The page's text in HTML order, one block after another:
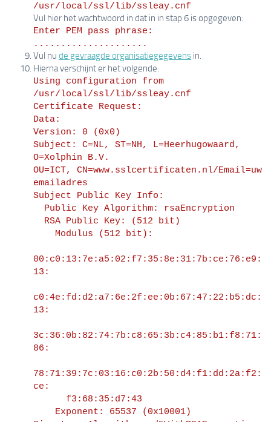
/usr/local/ssl/lib/ssleay.cnf
Vul hier het wachtwoord in dat in in stap 6 is opgegeven:
Enter PEM pass phrase:
.....................
Vul nu de gevraagde organisatiegegevens in.
Hierna verschijnt er het volgende:
Using configuration from
/usr/local/ssl/lib/ssleay.cnf
Certificate Request:
Data:
Version: 0 (0x0)
Subject: C=NL, ST=NH, L=Heerhugowaard,
O=Xolphin B.V.
OU=ICT, CN=www.sslcertificaten.nl/Email=uw
emailadres
Subject Public Key Info:
Public Key Algorithm: rsaEncryption
RSA Public Key: (512 bit)
Modulus (512 bit):
00:c0:13:7e:a5:02:f7:35:8e:31:7b:ce:76:e9:
13:
c0:4e:fd:d2:a7:6e:2f:ee:0b:67:47:22:b5:dc:
13:
3c:36:0b:82:74:7b:c8:65:3b:c4:85:b1:f8:71:
86:
78:71:39:7c:03:16:c0:2b:50:d4:f1:dd:2a:f2:
ce:
f3:68:35:d7:43
Exponent: 65537 (0x10001)